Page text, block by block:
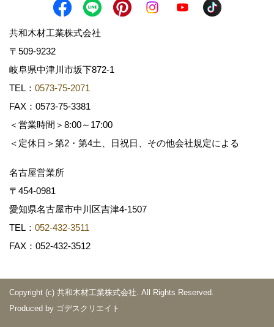
共和木材工業株式会社
〒509-9232
岐阜県中津川市坂下872‐1
TEL： 0573-75-2071
FAX：0573-75-3381
＜営業時間＞8:00～17:00
＜定休日＞第2・第4土、日祝日、その他会社規定による
名古屋営業所
〒454-0981
愛知県名古屋市中川区吉津4-1507
TEL： 052-432-3511
FAX：052-432-3512
Copyright (c) 共和木材工業株式会社. All Rights Reserved.
Produced by ゴデスクリエイト